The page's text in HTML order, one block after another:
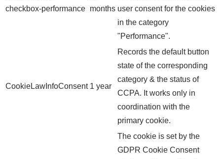
checkbox-performance months user consent for the cookies
in the category
"Performance".
CookieLawInfoConsent 1 year
Records the default button
state of the corresponding
category & the status of
CCPA. It works only in
coordination with the
primary cookie.
The cookie is set by the
GDPR Cookie Consent